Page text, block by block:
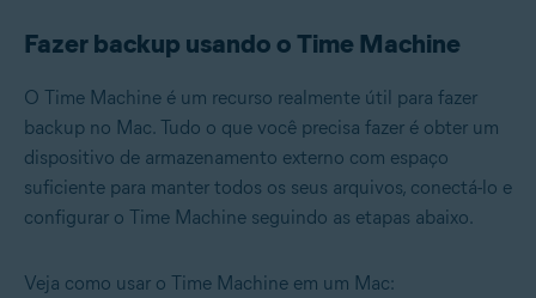
Fazer backup usando o Time Machine
O Time Machine é um recurso realmente útil para fazer
backup no Mac. Tudo o que você precisa fazer é obter um
dispositivo de armazenamento externo com espaço
suficiente para manter todos os seus arquivos, conectá-lo e
configurar o Time Machine seguindo as etapas abaixo.
Veja como usar o Time Machine em um Mac: